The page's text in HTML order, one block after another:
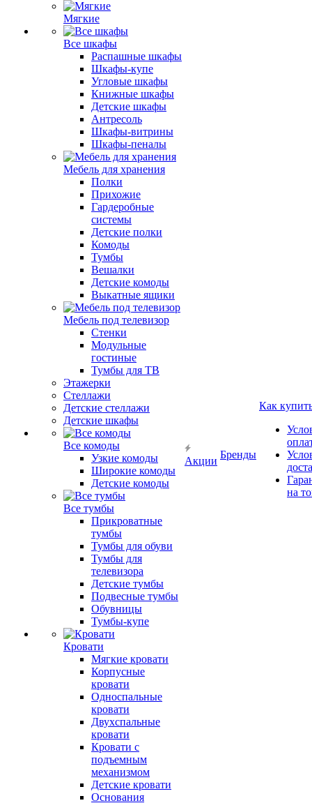
Мягкие
Все шкафы
Распашные шкафы
Шкафы-купе
Угловые шкафы
Книжные шкафы
Детские шкафы
Антресоль
Шкафы-витрины
Шкафы-пеналы
Мебель для хранения
Полки
Прихожие
Гардеробные
системы
Детские полки
Комоды
Тумбы
Вешалки
Детские комоды
Выкатные ящики
Мебель под телевизор
Стенки
Модульные
гостиные
Тумбы для ТВ
Этажерки
Стеллажи
Детские стеллажи
Детские шкафы
Все комоды
Узкие комоды
Широкие комоды
Детские комоды
Все тумбы
Прикроватные
тумбы
Тумбы для обуви
Тумбы для
телевизора
Детские тумбы
Подвесные тумбы
Обувницы
Тумбы-купе
Кровати
Мягкие кровати
Корпусные
кровати
Односпальные
кровати
Двухспальные
кровати
Кровати с
подъемным
механизмом
Детские кровати
Основания
Акции
Бренды
Как
на